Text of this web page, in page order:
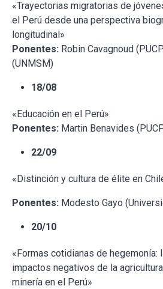
«Trayectorias migratorias de
el Perú desde una perspectiva
longitudinal»
Ponentes: Robin Cavagnoud
(UNMSM)
18/08
«Educación en el Perú»
Ponentes: Martin Benavides
22/09
«Distinción y cultura de élite en
Ponentes: Modesto Gayo
20/10
«Formas cotidianas de hegemonía:
impactos negativos de la
minería en el Perú»